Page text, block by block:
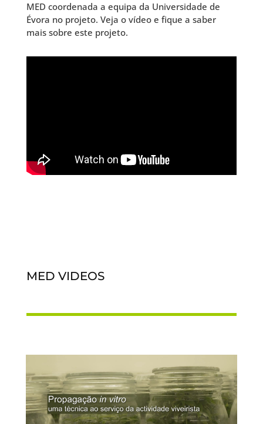
MED coordenada a equipa da Universidade de
Évora no projeto. Veja o vídeo e fique a saber
mais sobre este projeto.
MED VIDEOS